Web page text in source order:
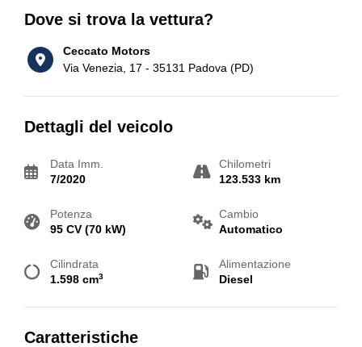
Dove si trova la vettura?
Ceccato Motors
Via Venezia, 17 - 35131 Padova (PD)
Dettagli del veicolo
Data Imm.
7/2020
Chilometri
123.533 km
Potenza
95 CV (70 kW)
Cambio
Automatico
Cilindrata
1.598 cm3
Alimentazione
Diesel
Caratteristiche